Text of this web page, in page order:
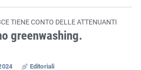
TIENE CONTO DELLE ATTENUANTI
greenwashing.
Editoriali